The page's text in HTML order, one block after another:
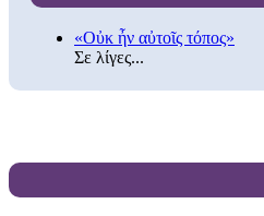
«Οὐκ ἦν αὐτοῖς τόπος»
Σε λίγες...